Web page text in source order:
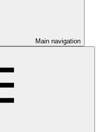
Main navigation